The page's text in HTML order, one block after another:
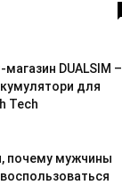
магазин DUALSIM –
для
Tech
почему мужчины